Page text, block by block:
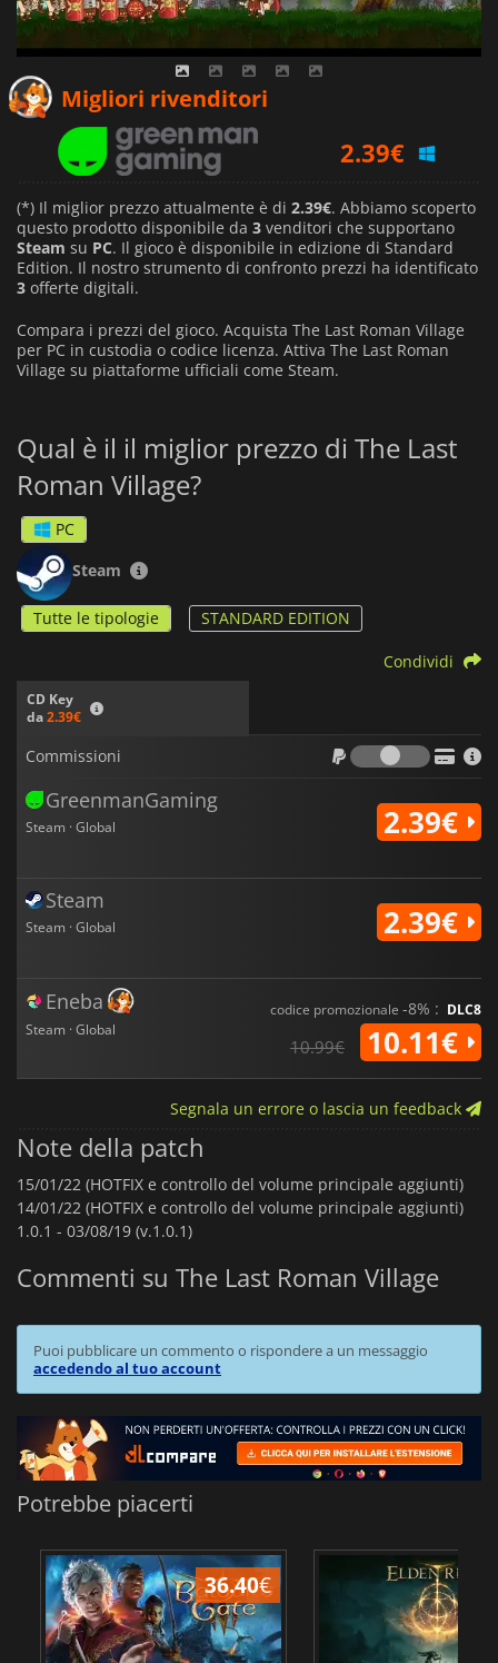
Migliori rivenditori
2.39€
2.39€
(*) Il miglior prezzo attualmente è di 2.39€. Abbiamo scoperto
questo prodotto disponibile da 3 venditori che supportano
Steam su PC. Il gioco è disponibile in edizione di Standard
Edition. Il nostro strumento di confronto prezzi ha identificato
3 offerte digitali.
Compara i prezzi del gioco. Acquista The Last Roman Village
per PC in custodia o codice licenza. Attiva The Last Roman
Village su piattaforme ufficiali come Steam.
Qual è il il miglior prezzo di The Last
Roman Village?
PC
Steam
Tutte le tipologie STANDARD EDITION
CD Key
da2.39€
Condividi
Commissioni
GreenmanGaming
Steam · Global 2.39€
Steam
Steam · Global 2.39€
Eneba
Steam · Global
codice promozionale -8% : DLC8
10.99€ 10.11€
Segnala un errore o lascia un feedback
Note della patch
15/01/22 (HOTFIX e controllo del volume principale aggiunti)
14/01/22 (HOTFIX e controllo del volume principale aggiunti)
1.0.1 - 03/08/19 (v.1.0.1)
Commenti su The Last Roman Village
Puoi pubblicare un commento o rispondere a un messaggio
accedendo al tuo account
Potrebbe piacerti
36.40€